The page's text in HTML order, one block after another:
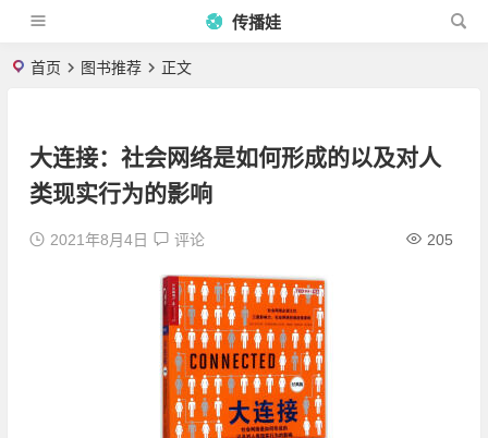
传播娃
首页 图书推荐 正文
大连接：社会网络是如何形成的以及对人
类现实行为的影响
2021年8月4日 评论 205